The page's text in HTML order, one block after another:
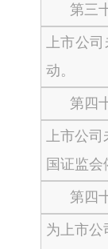
第三
上市公
动。
第四
上市公
国证监
第四
为上市